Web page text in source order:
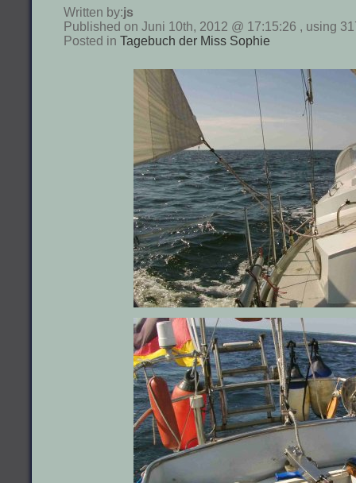
Written by:js
Published on Juni 10th, 2012 @ 17:15:26 , using
Posted in Tagebuch der Miss Sophie